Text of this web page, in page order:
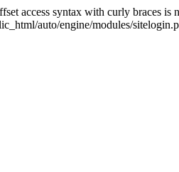
access syntax with curly braces is
auto/engine/modules/